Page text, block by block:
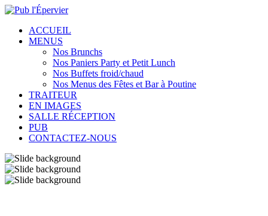
ACCUEIL
MENUS
Nos Brunchs
Nos Paniers Party et Petit Lunch
Nos Buffets froid/chaud
Nos Menus des Fêtes et Bar à Poutine
TRAITEUR
EN IMAGES
SALLE RÉCEPTION
PUB
CONTACTEZ-NOUS